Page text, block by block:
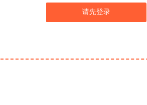
请先登录